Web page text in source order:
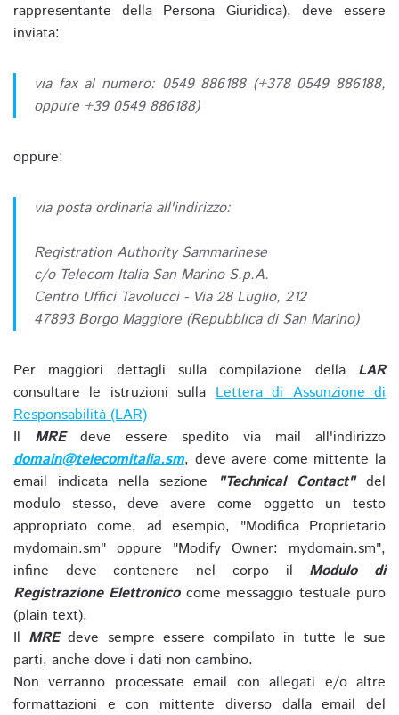
rappresentante della Persona Giuridica), deve essere
inviata:
via fax al numero: 0549 886188 (+378 0549 886188,
oppure +39 0549 886188)
oppure:
via posta ordinaria all'indirizzo:
Registration Authority Sammarinese
c/o Telecom Italia San Marino S.p.A.
Centro Uffici Tavolucci - Via 28 Luglio, 212
47893 Borgo Maggiore (Repubblica di San Marino)
Per maggiori dettagli sulla compilazione della LAR
consultare le istruzioni sullaLettera di Assunzione di
Responsabilità (LAR)
Il MREdeve essere spedito via mail all'indirizzo
domain@telecomitalia.sm, deve avere come mittente la
email indicata nella sezione
"Technical Contact"del
modulo stesso, deve avere come oggetto un testo
appropriato come, ad esempio, "Modifica Proprietario
mydomain.sm" oppure "Modify Owner: mydomain.sm",
infine deve contenere nel corpo il Modulo di
Registrazione Elettronicocome messaggio testuale puro
(plain text).
Il MREdeve sempre essere compilato in tutte le sue
parti, anche dove i dati non cambino.
Non verranno processate email con allegati e/o altre
formattazioni e con mittente diverso dalla email del